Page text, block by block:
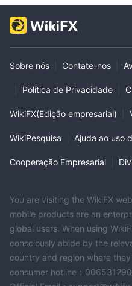
Sobre nós Contate-nos
Política de Privacidade
WikiFX(Edição empresarial)
WikiPesquisa Ajuda ao uso
Cooperação Empresarial
You are visiting the WikiFX
mobile products are an
global users. When using
consciously abide by the
country and region where
consumer hotline：